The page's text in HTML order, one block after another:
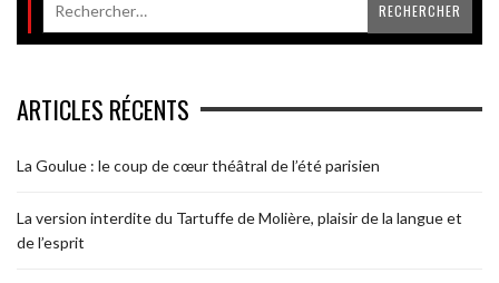
ARTICLES RÉCENTS
La Goulue : le coup de cœur théâtral de l’été parisien
La version interdite du Tartuffe de Molière, plaisir de la langue et
de l’esprit